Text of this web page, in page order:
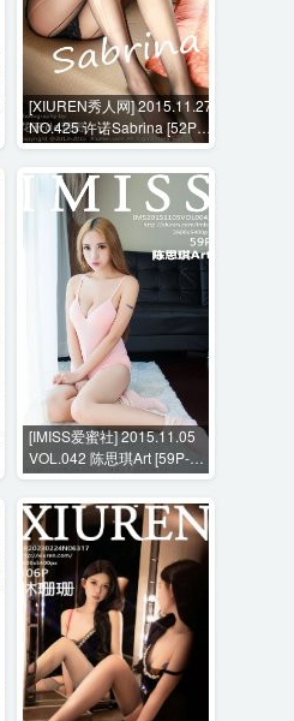
[XIUREN秀人网] 2015.11.27
NO.425 许诺Sabrina [52P-
247MB]
[IMISS爱蜜社] 2015.11.05
VOL.042 陈思琪Art [59P-
204MB]